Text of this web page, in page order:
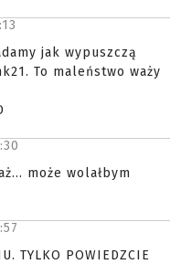
jak wypuszczą
To maleństwo waży
może wolałbym
TYLKO POWIEDZCIE